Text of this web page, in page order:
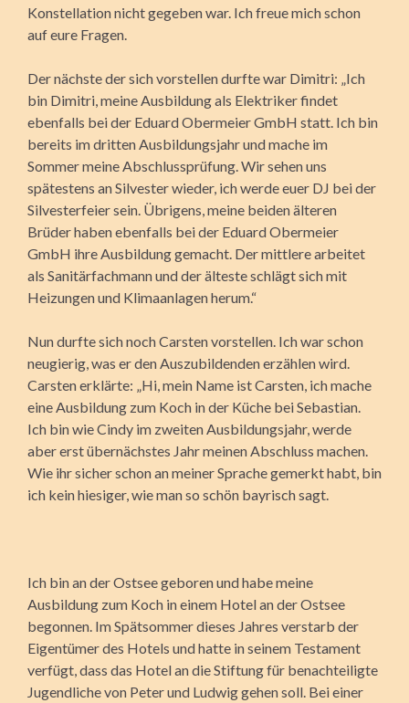
Konstellation nicht gegeben war. Ich freue mich schon
auf eure Fragen.
Der nächste der sich vorstellen durfte war Dimitri: „Ich
bin Dimitri, meine Ausbildung als Elektriker findet
ebenfalls bei der Eduard Obermeier GmbH statt. Ich bin
bereits im dritten Ausbildungsjahr und mache im
Sommer meine Abschlussprüfung. Wir sehen uns
spätestens an Silvester wieder, ich werde euer DJ bei der
Silvesterfeier sein. Übrigens, meine beiden älteren
Brüder haben ebenfalls bei der Eduard Obermeier
GmbH ihre Ausbildung gemacht. Der mittlere arbeitet
als Sanitärfachmann und der älteste schlägt sich mit
Heizungen und Klimaanlagen herum.“
Nun durfte sich noch Carsten vorstellen. Ich war schon
neugierig, was er den Auszubildenden erzählen wird.
Carsten erklärte: „Hi, mein Name ist Carsten, ich mache
eine Ausbildung zum Koch in der Küche bei Sebastian.
Ich bin wie Cindy im zweiten Ausbil­dungsjahr, werde
aber erst übernächstes Jahr meinen Abschluss machen.
Wie ihr sicher schon an meiner Sprache gemerkt habt, bin
ich kein hiesiger, wie man so schön bayrisch sagt.
Ich bin an der Ostsee geboren und habe meine
Ausbildung zum Koch in einem Hotel an der Ostsee
begonnen. Im Spätsommer dieses Jahres verstarb der
Eigentümer des Hotels und hatte in seinem Testament
verfügt, dass das Hotel an die Stiftung für benachteiligte
Jugendliche von Peter und Ludwig gehen soll. Bei einer